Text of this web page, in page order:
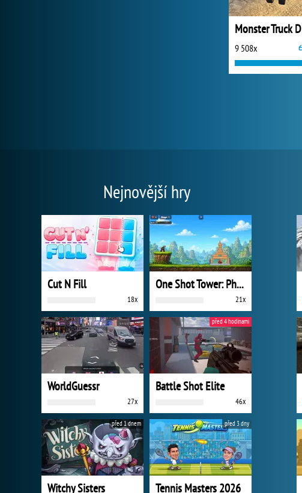
9 508x
Nejnovější hry
Cut N Fill
18x
One Shot Tower: Physics Destroyer
21x
WorldGuessr
27x
Battle Shot Elite
46x
před 4 hodinami
Witchy Sisters
před 1 dnem
Tennis Masters 2026
před 3 dny